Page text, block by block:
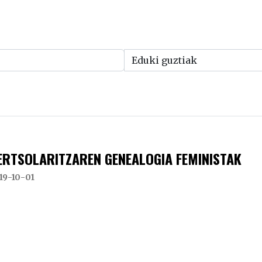
GENEALOGIA FEMINISTAK
10-01